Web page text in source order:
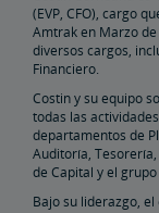
Bienes Raíces
Instalaciones de
Arrendamientos,
Titularidad de
Planificar Eventos
Venta Minorista y
Oportunidades
Contactos de
Restauración
Instalación
New York Penn
Instalación
Instalación
Instalación
Biblioteca de
(EVP, CFO), cargo
Amtrak en Marzo
diversos cargos,
Financiero.
Costin y su equipo
todas las
departamentos de
Auditoría,
de Capital y el
Bajo su liderazgo,